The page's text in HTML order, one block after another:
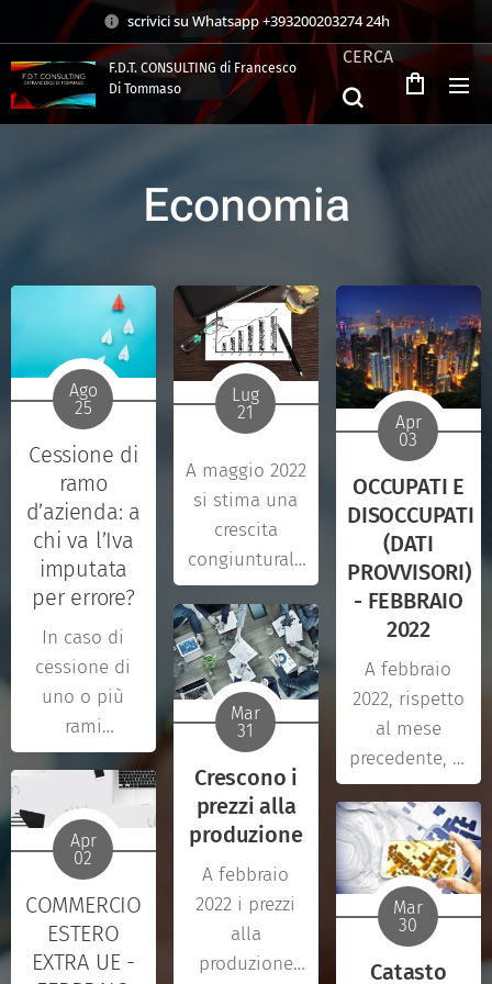
scrivici su Whatsapp +393200203274 24h
F.D.T. CONSULTING di Francesco
Di Tommaso
CERCA
Economia
Ago
25
Cessione di
ramo
d’azienda: a
chi va l’Iva
imputata
per errore?
In caso di
cessione di
uno o più
rami
aziendali, con
estinzione del
soggetto
cedente, il
cessionario
deve
assolvere tutti
gli
Lug
21
A maggio 2022
si stima una
crescita
congiunturale
per entrambi i
flussi
commerciali
con l'estero,
più intensa
per le
esportazioni
(+4,8%), lieve
per le
(+0,3%).
L'aumento su
base mensile
dell'export è
Apr
03
OCCUPATI E
DISOCCUPATI
(DATI
PROVVISORI)
- FEBBRAIO
2022
A febbraio
2022, rispetto
al mese
precedente, la
crescita del
numero di
occupati si
associa alla
diminuzione
dei
disoccupati e
Apr
02
COMMERCIO
ESTERO
EXTRA UE -
Mar
31
Crescono i
prezzi alla
produzione
A febbraio
2022 i prezzi
alla
produzione
Mar
30
Catasto